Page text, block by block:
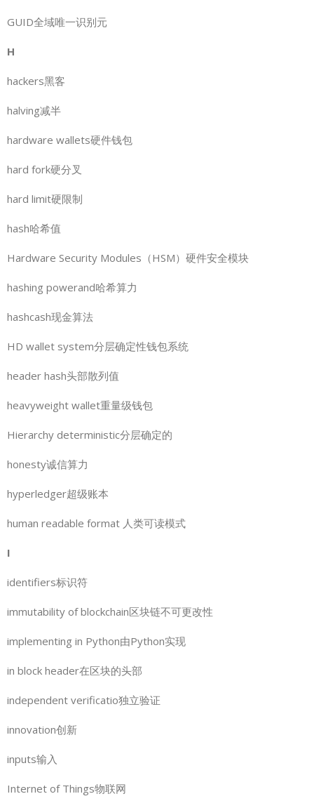
GUID全域唯一识别元
H
hackers黑客
halving减半
hardware wallets硬件钱包
hard fork硬分叉
hard limit硬限制
hash哈希值
Hardware Security Modules（HSM）硬件安全模块
hashing powerand哈希算力
hashcash现金算法
HD wallet system分层确定性钱包系统
header hash头部散列值
heavyweight wallet重量级钱包
Hierarchy deterministic分层确定的
honesty诚信算力
hyperledger超级账本
human readable format 人类可读模式
I
identifiers标识符
immutability of blockchain区块链不可更改性
implementing in Python由Python实现
in block header在区块的头部
independent verificatio独立验证
innovation创新
inputs输入
Internet of Things物联网